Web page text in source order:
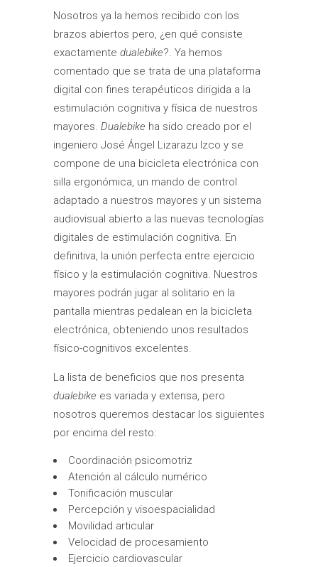
Nosotros ya la hemos recibido con los
brazos abiertos pero, ¿en qué consiste
exactamente dualebike?. Ya hemos
comentado que se trata de una plataforma
digital con fines terapéuticos dirigida a la
estimulación cognitiva y física de nuestros
mayores. Dualebike ha sido creado por el
ingeniero José Ángel Lizarazu Izco y se
compone de una bicicleta electrónica con
silla ergonómica, un mando de control
adaptado a nuestros mayores y un sistema
audiovisual abierto a las nuevas tecnologías
digitales de estimulación cognitiva. En
definitiva, la unión perfecta entre ejercicio
físico y la estimulación cognitiva. Nuestros
mayores podrán jugar al solitario en la
pantalla mientras pedalean en la bicicleta
electrónica, obteniendo unos resultados
físico-cognitivos excelentes.
La lista de beneficios que nos presenta
dualebike es variada y extensa, pero
nosotros queremos destacar los siguientes
por encima del resto:
Coordinación psicomotriz
Atención al cálculo numérico
Tonificación muscular
Percepción y visoespacialidad
Movilidad articular
Velocidad de procesamiento
Ejercicio cardiovascular